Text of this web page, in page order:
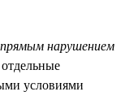
прямым нарушением
условиями